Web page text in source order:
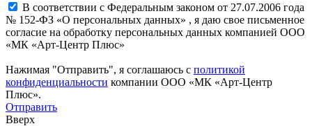
В соответствии с Федеральным законом от 27.07.2006 года
№ 152-ФЗ «О персональных данных» , я даю свое письменное
согласие на обработку персональных данных компанией ООО
«МК «Арт-Центр Плюс»
Нажимая "Отправить", я соглашаюсь с политикой
конфиденциальности компании ООО «МК «Арт-Центр
Плюс».
Отправить
Вверх